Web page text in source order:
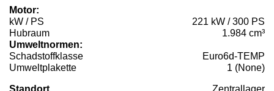
Motor:
kW / PS
221 kW / 300 PS
Hubraum
1.984 cm³
Umweltnormen:
Schadstoffklasse
Euro6d-TEMP
Umweltplakette
1 (None)
Standort Zentrallager